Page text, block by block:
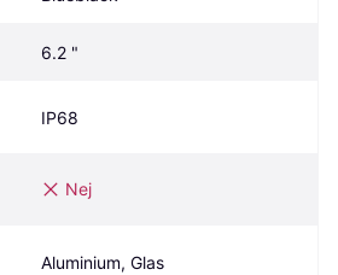
6.2 "
IP68
Nej
Aluminium, Glas